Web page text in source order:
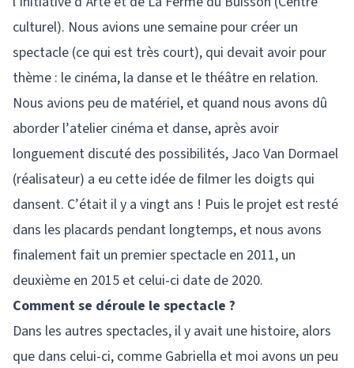
culturel). Nous avions une semaine pour créer un
spectacle (ce qui est très court), qui devait avoir pour
thème : le cinéma, la danse et le théâtre en relation.
Nous avions peu de matériel, et quand nous avons dû
aborder l’atelier cinéma et danse, après avoir
longuement discuté des possibilités, Jaco Van Dormael
(réalisateur) a eu cette idée de filmer les doigts qui
dansent. C’était il y a vingt ans ! Puis le projet est resté
dans les placards pendant longtemps, et nous avons
finalement fait un premier spectacle en 2011, un
deuxième en 2015 et celui-ci date de 2020.
Comment se déroule le spectacle ?
Dans les autres spectacles, il y avait une histoire, alors
que dans celui-ci, comme Gabriella et moi avons un peu